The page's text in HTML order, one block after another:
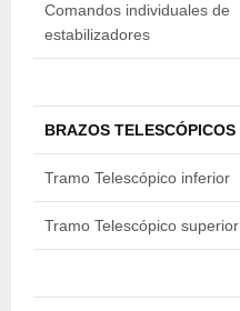
Comandos individuales de
estabilizadores
BRAZOS TELESCÓPICOS
Tramo Telescópico inferior
Tramo Telescópico superior